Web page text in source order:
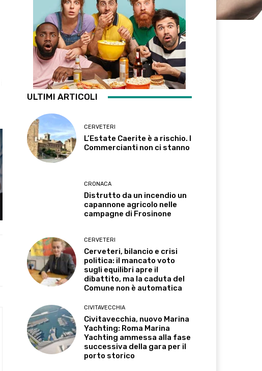
ULTIMI ARTICOLI
CERVETERI
L’Estate Caerite è a rischio. I
Commercianti non ci stanno
CRONACA
Distrutto da un incendio un
capannone agricolo nelle
campagne di Frosinone
CERVETERI
Cerveteri, bilancio e crisi
politica: il mancato voto
sugli equilibri apre il
dibattito, ma la caduta del
Comune non è automatica
CIVITAVECCHIA
Civitavecchia, nuovo Marina
Yachting: Roma Marina
Yachting ammessa alla fase
successiva della gara per il
porto storico